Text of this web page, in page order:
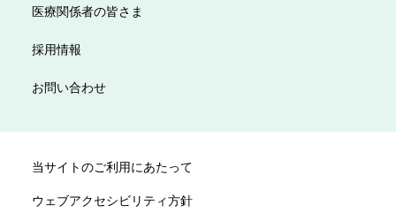
医療関係者の皆さま
採用情報
お問い合わせ
当サイトのご利用にあたって
ウェブアクセシビリティ方針